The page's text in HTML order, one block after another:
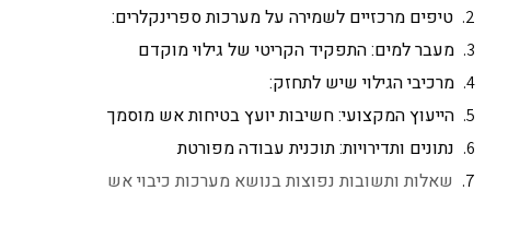
טיפים מרכזיים לשמירה על מערכות ספרינקלרים:
מעבר למים: התפקיד הקריטי של גילוי מוקדם
מרכיבי הגילוי שיש לתחזק:
הייעוץ המקצועי: חשיבות יועץ בטיחות אש מוסמך
נתונים ותדירויות: תוכנית עבודה מפורטת
שאלות ותשובות נפוצות בנושא מערכות כיבוי אש